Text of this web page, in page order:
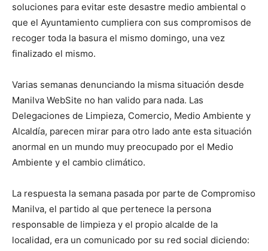
soluciones para evitar este desastre medio ambiental o
que el Ayuntamiento cumpliera con sus compromisos de
recoger toda la basura el mismo domingo, una vez
finalizado el mismo.
Varias semanas denunciando la misma situación desde
Manilva WebSite no han valido para nada. Las
Delegaciones de Limpieza, Comercio, Medio Ambiente y
Alcaldía, parecen mirar para otro lado ante esta situación
anormal en un mundo muy preocupado por el Medio
Ambiente y el cambio climático.
La respuesta la semana pasada por parte de Compromiso
Manilva, el partido al que pertenece la persona
responsable de limpieza y el propio alcalde de la
localidad, era un comunicado por su red social diciendo: